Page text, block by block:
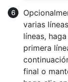
varias
líneas,
primera
final o